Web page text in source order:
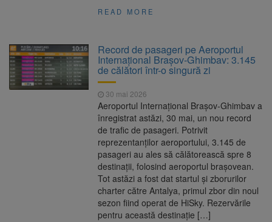
READ MORE
Record de pasageri pe Aeroportul
Internațional Brașov-Ghimbav: 3.145
de călători într-o singură zi
30 mai 2026
Aeroportul Internațional Brașov-Ghimbav a
înregistrat astăzi, 30 mai, un nou record
de trafic de pasageri. Potrivit
reprezentanților aeroportului, 3.145 de
pasageri au ales să călătorească spre 8
destinații, folosind aeroportul brașovean.
Tot astăzi a fost dat startul și zborurilor
charter către Antalya, primul zbor din noul
sezon fiind operat de HiSky. Rezervările
pentru această destinație […]